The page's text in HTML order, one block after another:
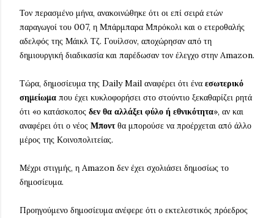
Τον περασμένο μήνα, ανακοινώθηκε ότι οι επί σειρά ετών
παραγωγοί του 007, η Μπάρμπαρα Μπρόκολι και ο ετεροθαλής
αδελφός της Μάικλ Τζ. Γουίλσον, αποχώρησαν από τη
δημιουργική διαδικασία και παρέδωσαν τον έλεγχο στην Amazon.
Τώρα, δημοσίευμα της Daily Mail αναφέρει ότι ένα εσωτερικό
σημείωμα που έχει κυκλοφορήσει στο στούντιο ξεκαθαρίζει ρητά
ότι «ο κατάσκοπος δεν θα αλλάξει φύλο ή εθνικότητα», αν και
αναφέρει ότι ο νέος Μποντθα μπορούσε να προέρχεται από άλλο
μέρος της Κοινοπολιτείας.
Μέχρι στιγμής, η Amazon δεν έχει σχολιάσει δημοσίως το
δημοσίευμα.
Προηγούμενο δημοσίευμα ανέφερε ότι ο εκτελεστικός πρόεδρος